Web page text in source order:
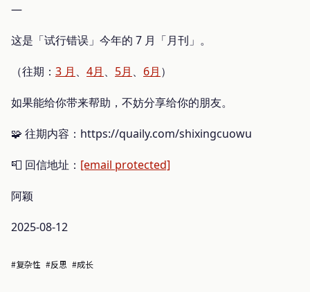
—
这是「试行错误」今年的 7 月「月刊」。
（往期： 3 月 、 4月 、 5月 、 6月 ）
如果能给你带来帮助，不妨分享给你的朋友。
🧩 往期内容：https://quaily.com/shixingcuowu
📮 回信地址： [email protected]
阿颖
2025-08-12
#复杂性 #反思 #成长